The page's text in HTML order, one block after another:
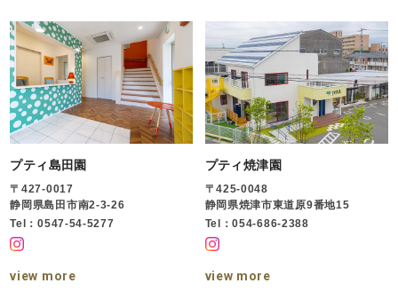
プティ島田園
〒427-0017
静岡県島田市南2-3-26
Tel：0547-54-5277
view more
プティ焼津園
〒425-0048
静岡県焼津市東道原9番地15
Tel：054-686-2388
view more